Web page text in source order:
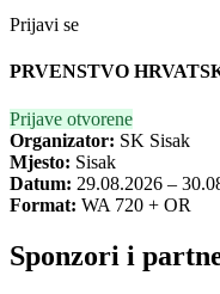
Prijavi se
PRVENSTVO
Prijave otvorene
Organizator: SK Sisak
Mjesto: Sisak
Datum: 29.08.2026 –
Format: WA 720 + OR
Sponzori i